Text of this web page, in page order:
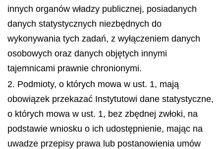
innych organów władzy publicznej, posiadanych
danych statystycznych niezbędnych do
wykonywania tych zadań, z wyłączeniem danych
osobowych oraz danych objętych innymi
tajemnicami prawnie chronionymi.
2. Podmioty, o których mowa w ust. 1, mają
obowiązek przekazać Instytutowi dane statystyczne,
o których mowa w ust. 1, bez zbędnej zwłoki, na
podstawie wniosku o ich udostępnienie, mając na
uwadze przepisy prawa lub postanowienia umów